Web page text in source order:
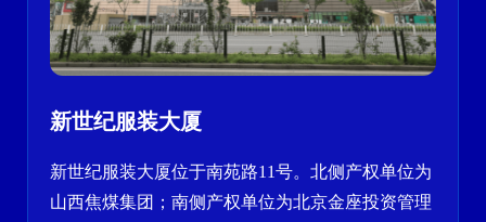
新世纪服装大厦
新世纪服装大厦位于南苑路11号。北侧产权单位为
山西焦煤集团；南侧产权单位为北京金座投资管理